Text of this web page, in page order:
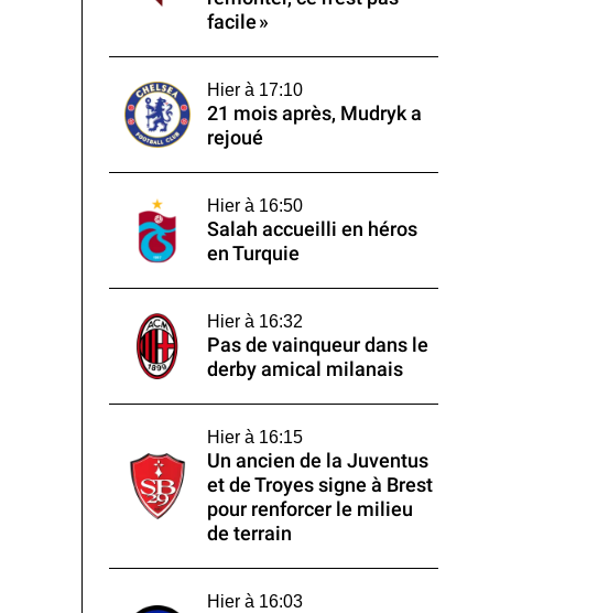
facile »
Hier à 17:10
21 mois après, Mudryk a
rejoué
Hier à 16:50
Salah accueilli en héros
en Turquie
Hier à 16:32
Pas de vainqueur dans le
derby amical milanais
Hier à 16:15
Un ancien de la Juventus
et de Troyes signe à Brest
pour renforcer le milieu
de terrain
Hier à 16:03